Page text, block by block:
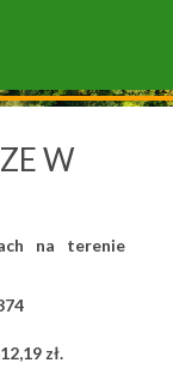
W
na terenie
zł.